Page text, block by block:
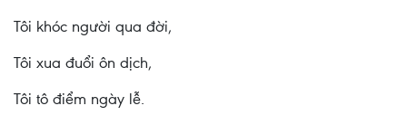
Tôi khóc người qua đời,
Tôi xua đuổi ôn dịch,
Tôi tô điểm ngày lễ.